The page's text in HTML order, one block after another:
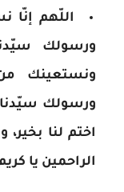
اللّهم
ورسولك
ونستعينك
ورسولك
اختم لنا
الراحمين يا